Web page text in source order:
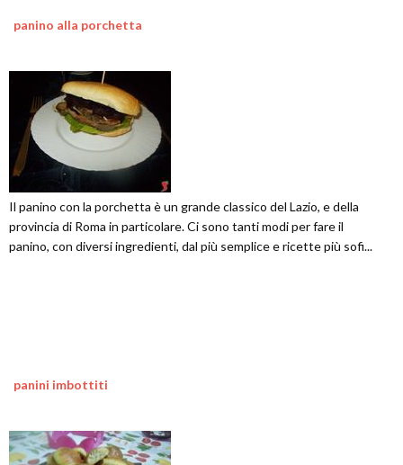
panino alla porchetta
Il panino con la porchetta è un grande classico del Lazio, e della
provincia di Roma in particolare. Ci sono tanti modi per fare il
panino, con diversi ingredienti, dal più semplice e ricette più sofi...
panini imbottiti